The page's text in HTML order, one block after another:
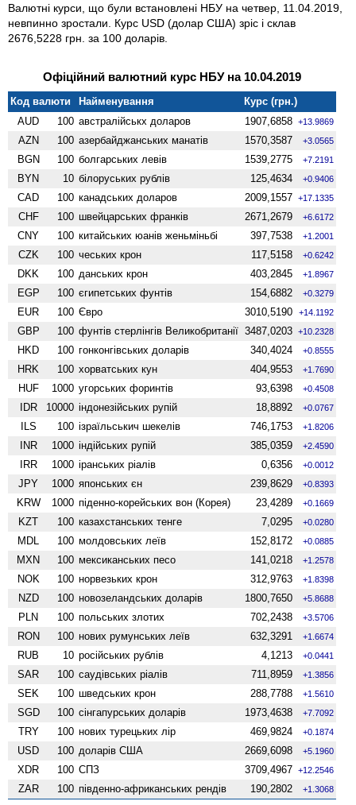
Валютні курси, що були встановлені НБУ на четвер, 11.04.2019,
невпинно зростали. Курс USD (долар США) зріс і склав
2676,5228 грн. за 100 доларів.
Офіційний валютний курс НБУ на 10.04.2019
Код валюти Найменування
Курс (грн.)
AUD
100 австралійськх доларов 1907,6858 +13.9869
AZN 100 азербайджанських манатів 1570,3587 +3.0565
BGN 100 болгарських левів 1539,2775 +7.2191
BYN 10 білоруських рублів 125,4634 +0.9406
CAD 100 канадських доларов 2009,1557 +17.1335
CHF 100 швейцарських франків 2671,2679 +6.6172
CNY 100 китайських юанів женьмiньбi 397,7538 +1.2001
CZK 100 чеських крон 117,5158 +0.6242
DKK 100 данських крон 403,2845 +1.8967
EGP 100 єгипетських фунтів 154,6882 +0.3279
EUR 100 Євро 3010,5190 +14.1192
GBP 100 фунтів стерлінгів Велико­британії 3487,0203 +10.2328
HKD 100 гонконгівських доларів 340,4024 +0.8555
HRK 100 хорватських кун 404,9553 +1.7690
HUF 1000 угорських форинтів 93,6398 +0.4508
IDR 10000 індонезійських рупій 18,8892 +0.0767
ILS 100 ізраїльськич шекелів 746,1753 +1.8206
INR 1000 індійських рупій 385,0359 +2.4590
IRR 1000 іранських ріалів 0,6356 +0.0012
JPY 1000 японських єн 239,8629 +0.8393
KRW 1000 піденно-корейських вон (Корея) 23,4289 +0.1669
KZT 100 казахстанських тенге 7,0295 +0.0280
MDL 100 молдовських леїв 152,8172 +0.0885
MXN 100 мексиканських песо 141,0218 +1.2578
NOK 100 норвезьких крон 312,9763 +1.8398
NZD 100 ново­зеландських доларів 1800,7650 +5.8688
PLN 100 польських злотих 702,2438 +3.5706
RON 100 нових румунських леїв 632,3291 +1.6674
RUB 10 російських рублів 4,1213 +0.0441
SAR 100 саудівських ріалів 711,8959 +1.3856
SEK 100 шведських крон 288,7788 +1.5610
SGD 100 сінгапурських доларів 1973,4638 +7.7092
TRY 100 нових турецьких лір 469,9824 +0.1874
USD 100 доларів США 2669,6098 +5.1960
XDR 100 СПЗ 3709,4967 +12.2546
ZAR 100 південно-африканських рендів 190,2802 +1.3068